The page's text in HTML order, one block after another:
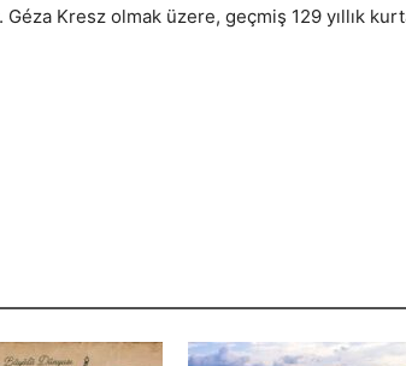
Kresz olmak üzere, geçmiş 129 yıllık